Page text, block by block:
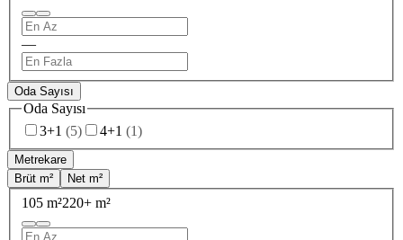
—
Oda Sayısı
Oda Sayısı
3+1 (5) 4+1 (1)
Metrekare
Brüt m²
Net m²
105 m²220+ m²